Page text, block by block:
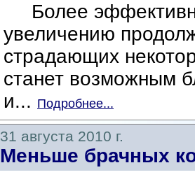
Более
увеличению
страдающих
станет возможным
и... Подробнее...
31 августа 2010 г.
Меньше брачных